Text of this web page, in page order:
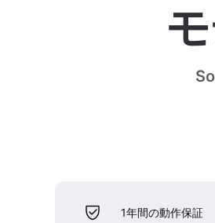
1年間の動作保証